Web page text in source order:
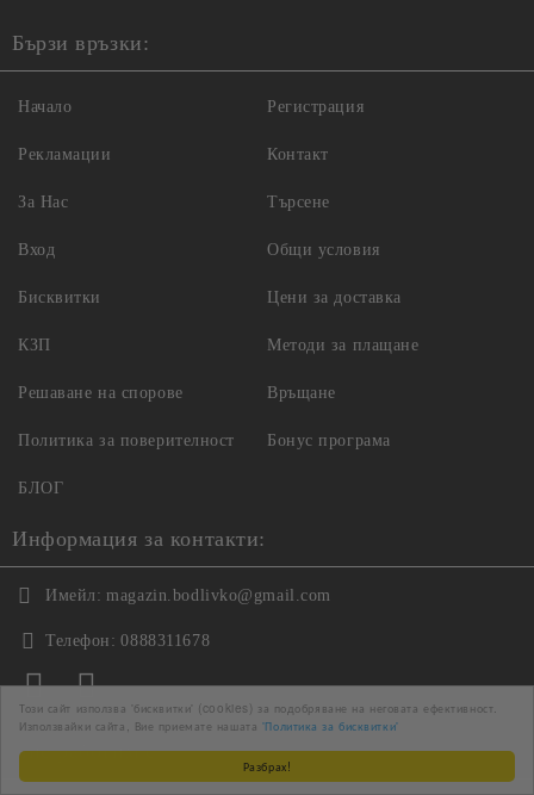
Разбрах!
Този сайт използва 'бисквитки' (cookies) за подобряване на неговата ефективност.
Използвайки сайта, Вие приемате нашата 'Политика за бисквитки'
Бързи връзки:
Начало
Рекламации
За Нас
Вход
Регистрация
Контакт
Търсене
Общи условия
Бисквитки
КЗП
Решаване на спорове
Политика за поверителност
Цени за доставка
Методи за плащане
Връщане
Бонус програма
БЛОГ
Информация за контакти:
Имейл: magazin.bodlivko@gmail.com
Телефон: 0888311678
Ние работим с